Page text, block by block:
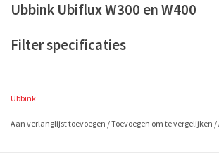
Ubbink Ubiflux W300 en W400
Filter specificaties
Artikelnummer 704563
2 filters à ca. 525x185 mm (L x B)
Ubbink
Aan verlanglijst toevoegen /Toevoegen om te vergelijken /